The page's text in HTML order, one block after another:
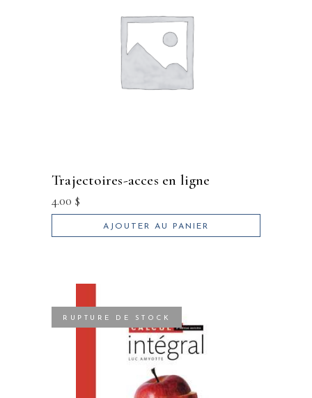
trajectoires-acces en ligne
4.00 $
AJOUTER AU PANIER
RUPTURE DE STOCK